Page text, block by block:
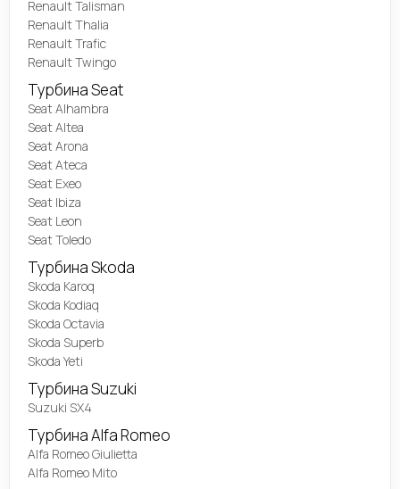
Renault Talisman
Renault Thalia
Renault Trafic
Renault Twingo
Турбина Seat
Seat Alhambra
Seat Altea
Seat Arona
Seat Ateca
Seat Exeo
Seat Ibiza
Seat Leon
Seat Toledo
Турбина Skoda
Skoda Karoq
Skoda Kodiaq
Skoda Octavia
Skoda Superb
Skoda Yeti
Турбина Suzuki
Suzuki SX4
Турбина Alfa Romeo
Alfa Romeo Giulietta
Alfa Romeo Mito